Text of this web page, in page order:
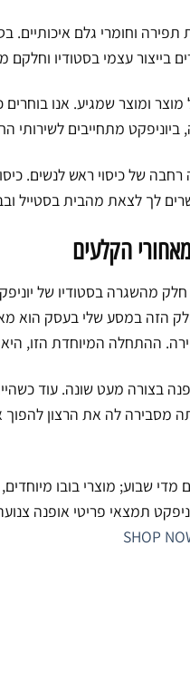
תפירה וחומרי גלם איכותיים.
בייצור עצמי בסטודיו וחלקם
ומוצר שמגיע. אנו
מתחייבים
של כיסוי ראש לנשים.
לך לצאת מהבית בסטייל
הקלעים
מהשגרה בסטודיו של
הזה במסע שלי בעסק הוא
ההתחלה המיוחדת הזו, היא
בצורה מעט שונה. עוד
לה את הרצון להפוך
מדי שבוע; מוצרי בובו
תמצאי פריטי אופנה